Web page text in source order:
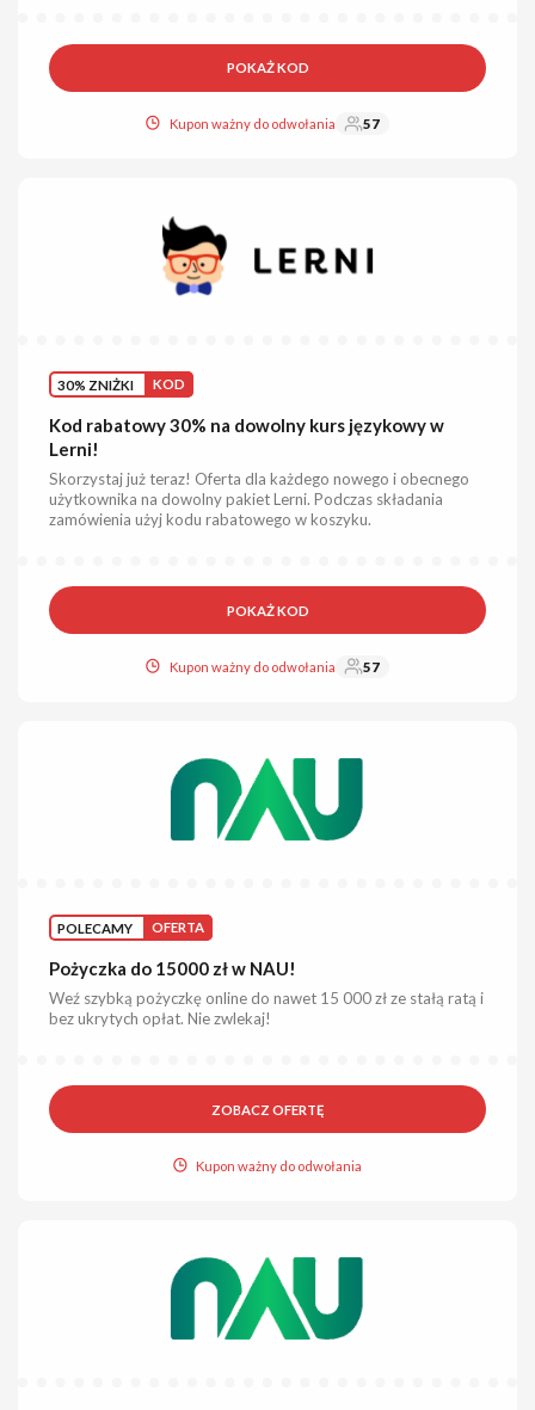
POKAŻ KOD
Kupon ważny do odwołania 57
30% ZNIŻKI KOD
Kod rabatowy 30% na dowolny kurs językowy w
Lerni!
Skorzystaj już teraz! Oferta dla każdego nowego i obecnego
użytkownika na dowolny pakiet Lerni. Podczas składania
zamówienia użyj kodu rabatowego w koszyku.
POKAŻ KOD
Kupon ważny do odwołania 57
POLECAMY OFERTA
Pożyczka do 15000 zł w NAU!
Weź szybką pożyczkę online do nawet 15 000 zł ze stałą ratą i
bez ukrytych opłat. Nie zwlekaj!
ZOBACZ OFERTĘ
Kupon ważny do odwołania